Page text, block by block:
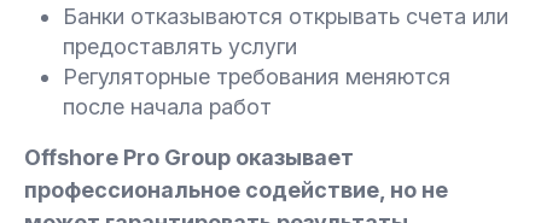
Банки отказываются открывать счета или
предоставлять услуги
Регуляторные требования меняются
после начала работ
Offshore Pro Group оказывает
профессиональное содействие, но не